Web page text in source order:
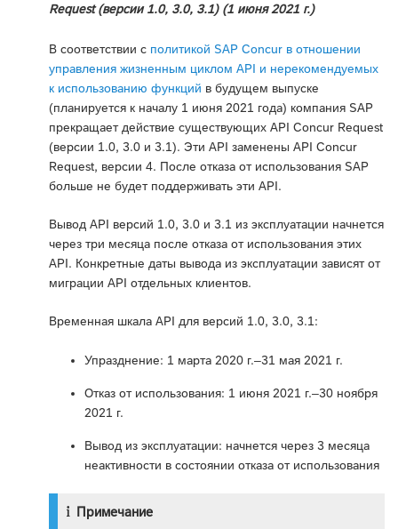
Request (версии 1.0, 3.0, 3.1) (1 июня 2021 г.)
В соответствии с политикой SAP Concur в отношении
управления жизненным циклом API и нерекомендуемых
к использованию функций в будущем выпуске
(планируется к началу 1 июня 2021 года) компания SAP
прекращает действие существующих API Concur Request
(версии 1.0, 3.0 и 3.1). Эти API заменены API Concur
Request, версии 4. После отказа от использования SAP
больше не будет поддерживать эти API.
Вывод API версий 1.0, 3.0 и 3.1 из эксплуатации начнется
через три месяца после отказа от использования этих
API. Конкретные даты вывода из эксплуатации зависят от
миграции API отдельных клиентов.
Временная шкала API для версий 1.0, 3.0, 3.1:
Упразднение: 1 марта 2020 г.–31 мая 2021 г.
Отказ от использования: 1 июня 2021 г.–30 ноября
2021 г.
Вывод из эксплуатации: начнется через 3 месяца
неактивности в состоянии отказа от использования
Примечание